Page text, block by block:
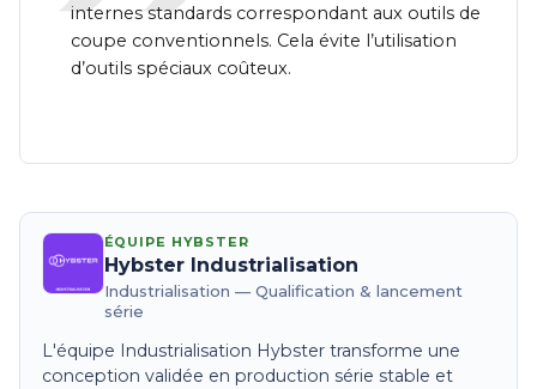
internes standards correspondant aux outils de
coupe conventionnels. Cela évite l’utilisation
d’outils spéciaux coûteux.
ÉQUIPE HYBSTER
Hybster Industrialisation
Industrialisation — Qualification & lancement
série
L'équipe Industrialisation Hybster transforme une
conception validée en production série stable et